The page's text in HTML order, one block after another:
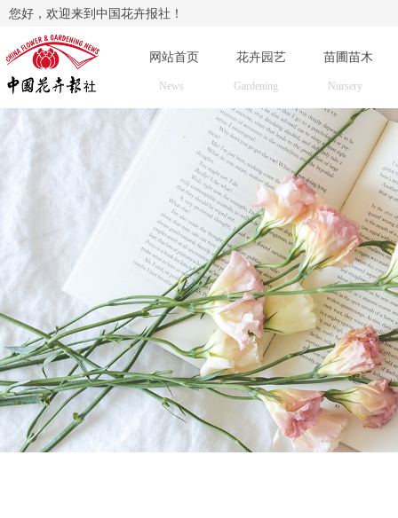
您好，欢迎来到中国花卉报社！
网站首页 花卉园艺 苗圃苗木
News Gardening Nursery